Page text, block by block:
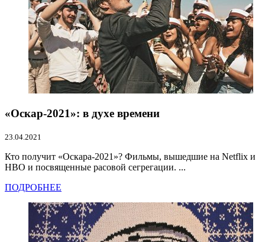
«Оскар-2021»: в духе времени
23.04.2021
Кто получит «Оскара-2021»? Фильмы, вышедшие на Netflix и
HBO и посвященные расовой сегрегации. ...
ПОДРОБНЕЕ